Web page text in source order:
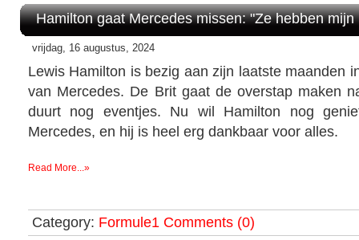
Hamilton gaat Mercedes missen: "Ze hebben
vrijdag, 16 augustus, 2024
Lewis Hamilton is bezig aan zijn laatste maanden
van Mercedes. De Brit gaat de overstap maken
duurt nog eventjes. Nu wil Hamilton nog
Mercedes, en hij is heel erg dankbaar voor alles.
Read More...»
Category: Formule1 Comments (0)